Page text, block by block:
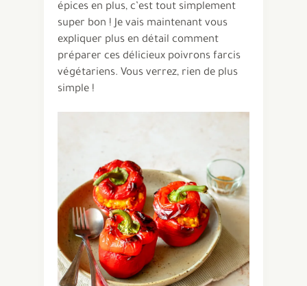
épices en plus, c’est tout simplement
super bon ! Je vais maintenant vous
expliquer plus en détail comment
préparer ces délicieux poivrons farcis
végétariens. Vous verrez, rien de plus
simple !